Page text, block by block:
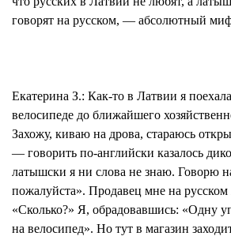
говорят на русском, — абсолютный
Екатерина З.: Как-то в Латвии я
велосипеде до ближайшего
Захожу, киваю на дрова, стараюсь
— говорить по-английски казалось
латышски я ни слова не знаю. Говорю
пожалуйста». Продавец мне на русском
«Сколько?» Я, обрадовавшись: «Одну
на велосипед». Но тут в магазин